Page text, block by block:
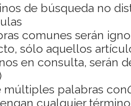
de búsqueda no
comunes serán
sólo aquellos
en consulta, serán
múltiples palabras con
cualquier